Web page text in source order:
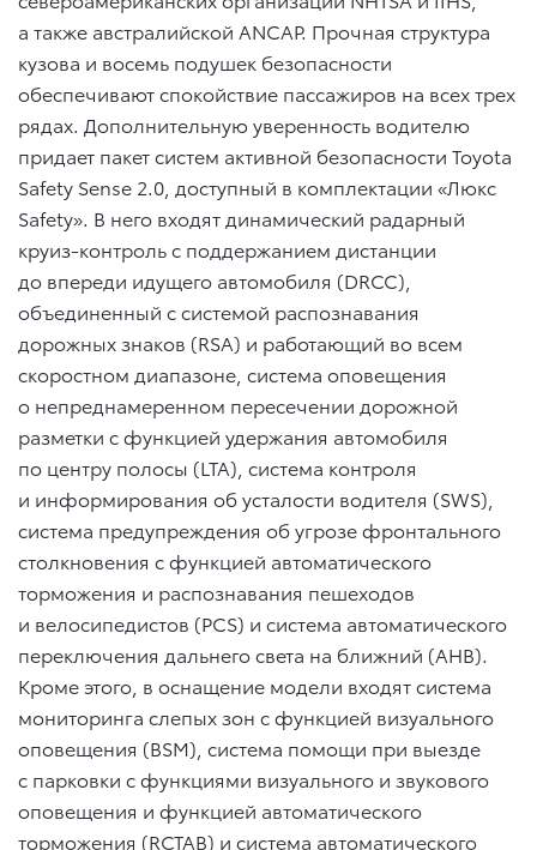
а также австралийской ANCAP. Прочная структура
кузова и восемь подушек безопасности
обеспечивают спокойствие пассажиров на всех трех
рядах. Дополнительную уверенность водителю
придает пакет систем активной безопасности Toyota
Safety Sense 2.0, доступный в комплектации «Люкс
Safety». В него входят динамический радарный
круиз-контроль с поддержанием дистанции
до впереди идущего автомобиля (DRCC),
объединенный с системой распознавания
дорожных знаков (RSA) и работающий во всем
скоростном диапазоне, cистема оповещения
о непреднамеренном пересечении дорожной
разметки с функцией удержания автомобиля
по центру полосы (LTA), система контроля
и информирования об усталости водителя (SWS),
система предупреждения об угрозе фронтального
столкновения с функцией автоматического
торможения и распознавания пешеходов
и велосипедистов (PCS) и система автоматического
переключения дальнего света на ближний (AHB).
Кроме этого, в оснащение модели входят система
мониторинга слепых зон с функцией визуального
оповещения (BSM), система помощи при выезде
с парковки с функциями визуального и звукового
оповещения и функцией автоматического
торможения (RCTAB) и система автоматического